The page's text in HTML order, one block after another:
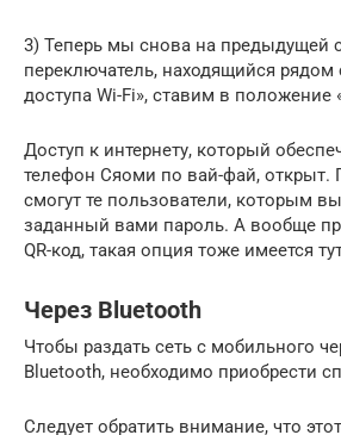
3) Теперь мы снова на предыдущей
переключатель, находящийся рядом
доступа Wi-Fi», ставим в положение
Доступ к интернету, который
телефон Сяоми по вай-фай, открыт.
смогут те пользователи, которым
заданный вами пароль. А вообще
QR-код, такая опция тоже имеется
Через Bluetooth
Чтобы раздать сеть с мобильного
Bluetooth, необходимо приобрести
Следует обратить внимание, что